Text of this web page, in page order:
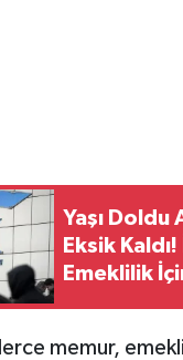
Yaşı Doldu
Eksik
Emeklilik
memur,